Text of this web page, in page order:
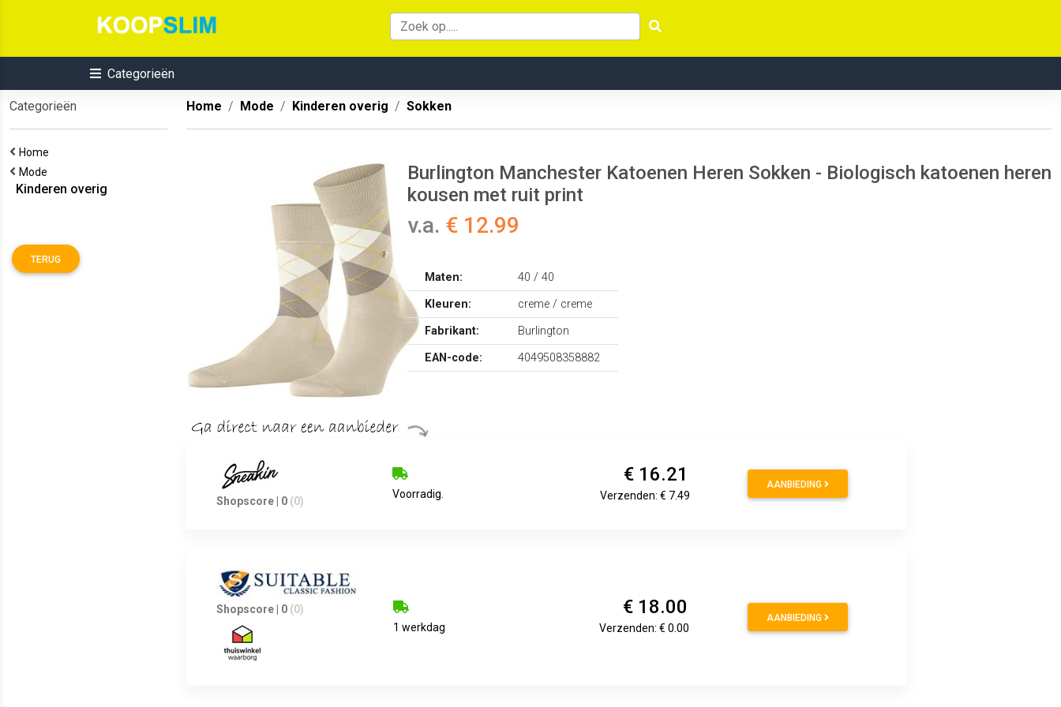
Categorieën
Categorieën
Home
Mode
Kinderen overig
TERUG
Home Mode Kinderen overig Sokken
Burlington Manchester Katoenen Heren Sokken - Biologisch katoenen heren
kousen met ruit print
v.a. € 12.99
Maten:
40 / 40
Kleuren:
creme / creme
Fabrikant:
Burlington
EAN-code:
4049508358882
Shopscore | 0 (0)
Voorradig.
€ 16.21
Verzenden: € 7.49
AANBIEDING
Shopscore | 0 (0)
1 werkdag
€ 18.00
Verzenden: € 0.00
AANBIEDING